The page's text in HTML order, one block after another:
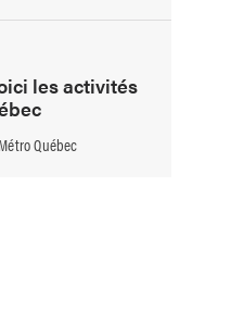
les activités
Québec